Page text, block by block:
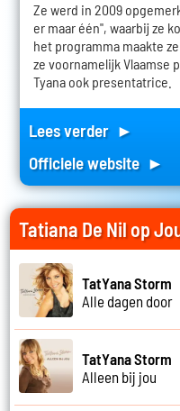
Ze werd in 2009
er maar één", waarbij ze
het programma maakte
ze voornamelijk Vlaamse
Tyana ook presentatrice.
Lees verder ►
Officiele website ►
Tatiana De Nil op
TatYana Storm
Alle dagen door
TatYana Storm
Alleen bij jou